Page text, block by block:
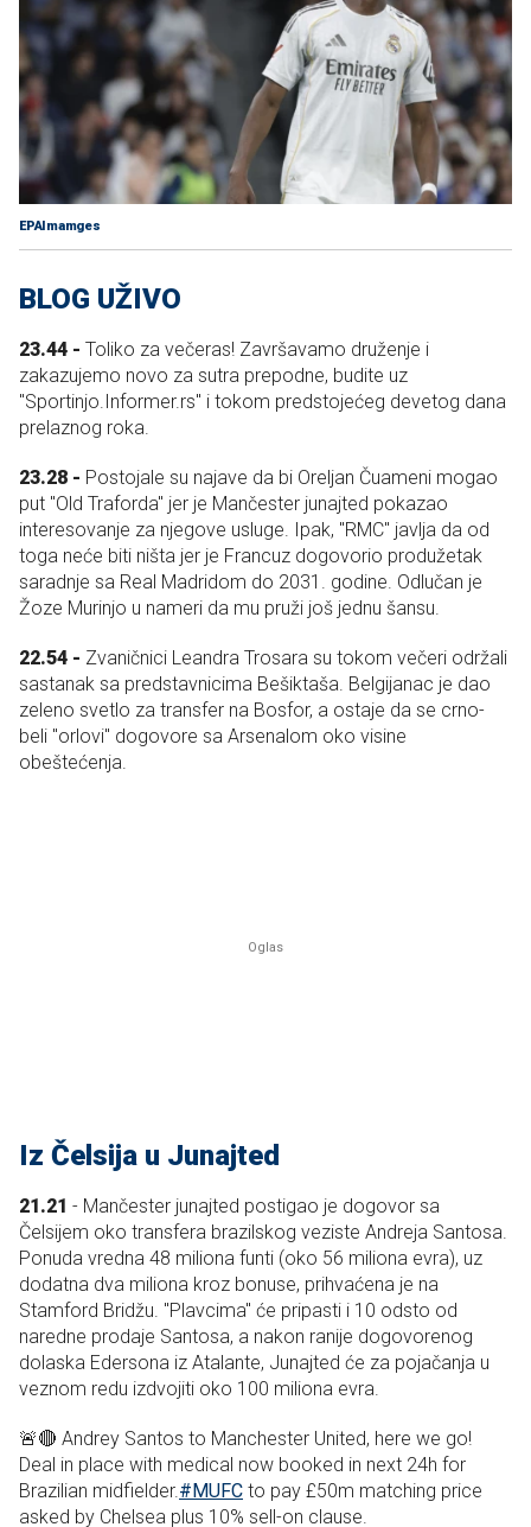
EPAImamges
BLOG UŽIVO
23.44 - Toliko za večeras! Završavamo druženje i
zakazujemo novo za sutra prepodne, budite uz
"Sportinjo.Informer.rs" i tokom predstojećeg devetog dana
prelaznog roka.
23.28 - Postojale su najave da bi Oreljan Čuameni mogao
put "Old Traforda" jer je Mančester junajted pokazao
interesovanje za njegove usluge. Ipak, "RMC" javlja da od
toga neće biti ništa jer je Francuz dogovorio produžetak
saradnje sa Real Madridom do 2031. godine. Odlučan je
Žoze Murinjo u nameri da mu pruži još jednu šansu.
22.54 - Zvaničnici Leandra Trosara su tokom večeri održali
sastanak sa predstavnicima Bešiktaša. Belgijanac je dao
zeleno svetlo za transfer na Bosfor, a ostaje da se crno-
beli "orlovi" dogovore sa Arsenalom oko visine
obeštećenja.
Iz Čelsija u Junajted
21.21 - Mančester junajted postigao je dogovor sa
Čelsijem oko transfera brazilskog veziste Andreja Santosa.
Ponuda vredna 48 miliona funti (oko 56 miliona evra), uz
dodatna dva miliona kroz bonuse, prihvaćena je na
Stamford Bridžu. "Plavcima" će pripasti i 10 odsto od
naredne prodaje Santosa, a nakon ranije dogovorenog
dolaska Edersona iz Atalante, Junajted će za pojačanja u
veznom redu izdvojiti oko 100 miliona evra.
🚨🔴 Andrey Santos to Manchester United, here we go!
Deal in place with medical now booked in next 24h for
Brazilian midfielder. #MUFC to pay £50m matching price
asked by Chelsea plus 10% sell-on clause.